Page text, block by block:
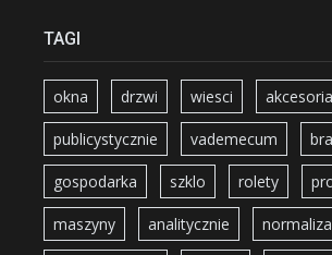
TAGI
okna drzwi wiesci akcesoria
publicystycznie vademecum
gospodarka szklo rolety
maszyny analitycznie